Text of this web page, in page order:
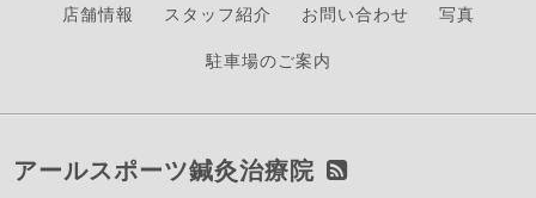
店舗情報
スタッフ紹介 お問い合わせ
写真
駐車場のご案内
アールスポーツ鍼灸治療院